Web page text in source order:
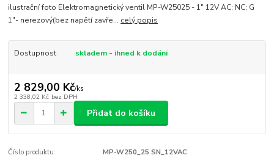
ilustrační foto Elektromagnetický ventil MP-W25025 - 1" 12V AC; NC; G
1"- nerezový(bez napětí zavře... celý popis
Dostupnost skladem - ihned k dodáni
2 829,00 Kč/ks
2 338,02 Kč bez DPH
Přidat do košíku
Číslo produktu: MP-W250_25 SN_12VAC